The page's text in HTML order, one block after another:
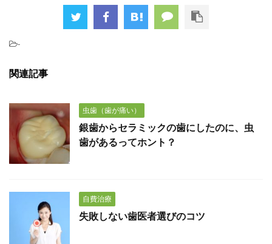
-
関連記事
虫歯（歯が痛い）
銀歯からセラミックの歯にしたのに、虫
歯があるってホント？
自費治療
失敗しない歯医者選びのコツ